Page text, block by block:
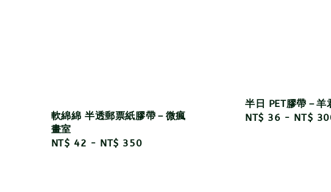
軟綿綿 半透郵票紙膠帶－微瘋
畫室
Regular
NT$ 42 - NT$ 350
半日 PET膠帶－羊
Regular
NT$ 36 - NT$